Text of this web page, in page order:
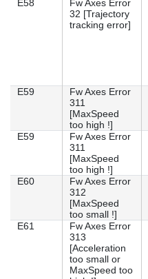
E58
Fw Axes Error
32 [Trajectory
tracking error]
E59
Fw Axes Error
311
[MaxSpeed
too high !]
E59
Fw Axes Error
311
[MaxSpeed
too high !]
E60
Fw Axes Error
312
[MaxSpeed
too small !]
E61
Fw Axes Error
313
[Acceleration
too small or
MaxSpeed too